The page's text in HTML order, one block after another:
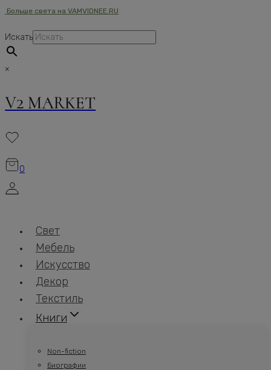
Перейти
содержимому
Больше света на VAMVIDNEE.RU
Искать
×
V2 MARKET
0
Свет
Мебель
Искусство
Декор
Текстиль
Книги
Non-fiction
Биографии